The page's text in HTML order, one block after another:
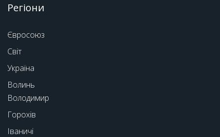
Регіони
Євросоюз
Світ
Україна
Волинь
Володимир
Горохів
Іваничі